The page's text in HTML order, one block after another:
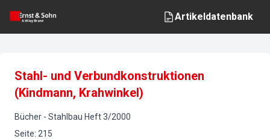
Artikeldatenbank
Stahl- und Verbundkonstruktionen
(Kindmann, Krahwinkel)
Bücher - Stahlbau Heft3/2000
Seite: 215